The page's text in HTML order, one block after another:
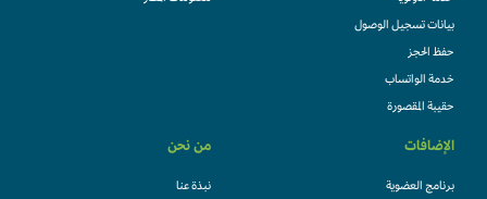
بيانات تسجيل الوصول
حفظ الحجز
خدمة الواتساب
حقيبة المقصورة
الإضافات
برنامج العضوية
من نحن
نبذة عنا